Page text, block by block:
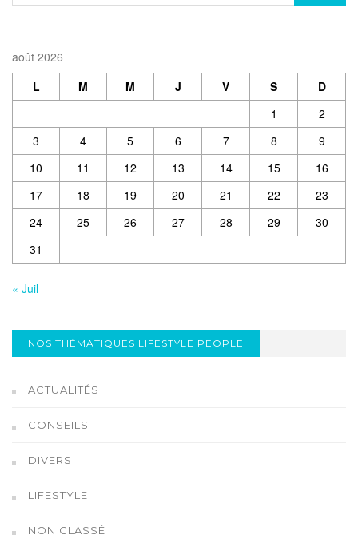
août 2026
L
M M J V S
D
1
2
3
4 5 6 7 8
9
10
11 12 13 14 15
16
17
18 19 20 21 22
23
24
25 26 27 28 29
30
31
« Juil
NOS THÉMATIQUES LIFESTYLE PEOPLE
ACTUALITÉS
CONSEILS
DIVERS
LIFESTYLE
NON CLASSÉ